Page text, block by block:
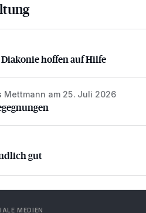
hoffen auf Hilfe
hoffen auf Hilfe
Mettmann am 25. Juli 2026
gut
gut
MEDIEN